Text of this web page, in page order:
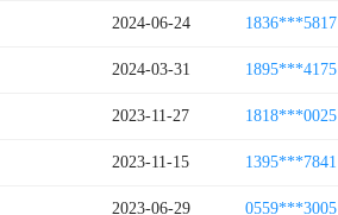
2024-06-24 1836***5817
2024-03-31 1895***4175
2023-11-27 1818***0025
2023-11-15 1395***7841
2023-06-29 0559***3005